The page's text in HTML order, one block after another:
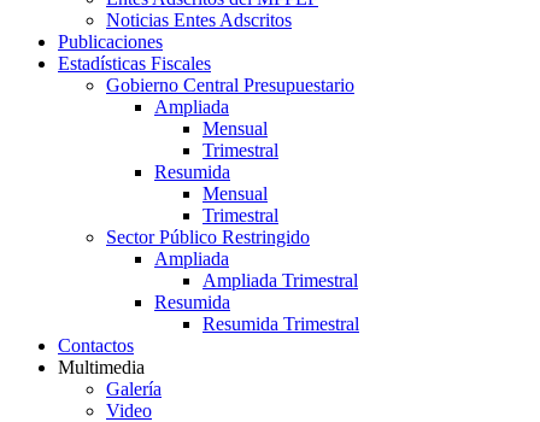
Noticias Entes Adscritos
Publicaciones
Estadísticas Fiscales
Gobierno Central Presupuestario
Ampliada
Mensual
Trimestral
Resumida
Mensual
Trimestral
Sector Público Restringido
Ampliada
Ampliada Trimestral
Resumida
Resumida Trimestral
Contactos
Multimedia
Galería
Video